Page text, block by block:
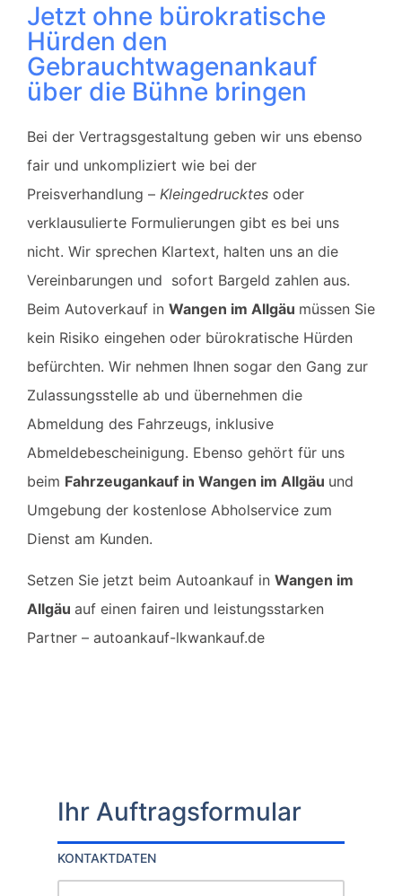
Jetzt ohne bürokratische
Hürden den
Gebrauchtwagenankauf
über die Bühne bringen
Bei der Vertragsgestaltung geben wir uns ebenso
fair und unkompliziert wie bei der
Preisverhandlung – Kleingedrucktes oder
verklausulierte Formulierungen gibt es bei uns
nicht. Wir sprechen Klartext, halten uns an die
Vereinbarungen und sofort Bargeld zahlen aus.
Beim Autoverkauf in Wangen im Allgäu müssen Sie
kein Risiko eingehen oder bürokratische Hürden
befürchten. Wir nehmen Ihnen sogar den Gang zur
Zulassungsstelle ab und übernehmen die
Abmeldung des Fahrzeugs, inklusive
Abmeldebescheinigung. Ebenso gehört für uns
beim Fahrzeugankauf in Wangen im Allgäu und
Umgebung der kostenlose Abholservice zum
Dienst am Kunden.
Setzen Sie jetzt beim Autoankauf in Wangen im
Allgäu auf einen fairen und leistungsstarken
Partner – autoankauf-lkwankauf.de
Ihr Auftragsformular
KONTAKTDATEN